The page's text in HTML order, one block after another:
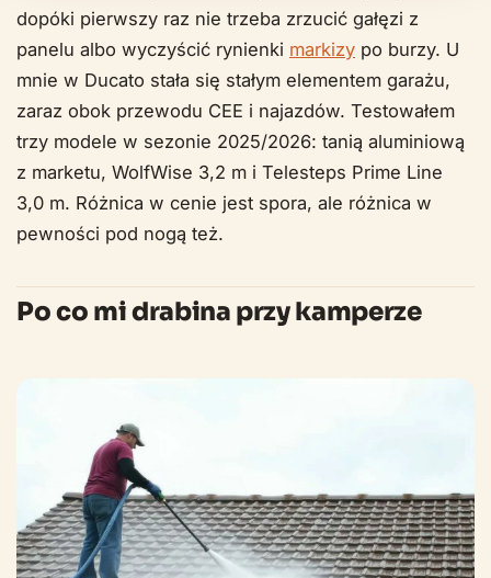
dopóki pierwszy raz nie trzeba zrzucić gałęzi z
panelu albo wyczyścić rynienki markizy po burzy. U
mnie w Ducato stała się stałym elementem garażu,
zaraz obok przewodu CEE i najazdów. Testowałem
trzy modele w sezonie 2025/2026: tanią aluminiową
z marketu, WolfWise 3,2 m i Telesteps Prime Line
3,0 m. Różnica w cenie jest spora, ale różnica w
pewności pod nogą też.
Po co mi drabina przy kamperze